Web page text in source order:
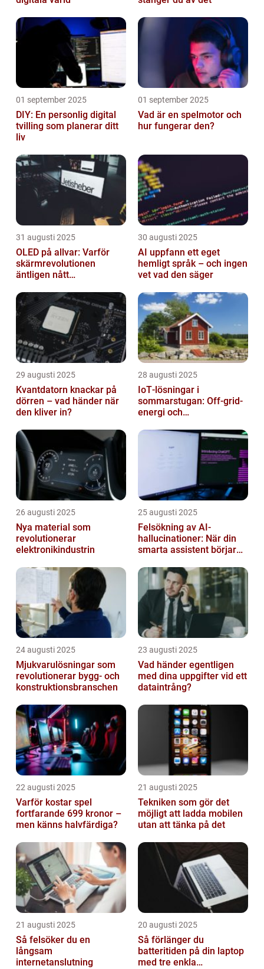
01 september 2025
DIY: En personlig digital
tvilling som planerar ditt
liv
01 september 2025
Vad är en spelmotor och
hur fungerar den?
31 augusti 2025
OLED på allvar: Varför
skärmrevolutionen
äntligen nått
30 augusti 2025
AI uppfann ett eget
hemligt språk – och ingen
vet vad den säger
29 augusti 2025
Kvantdatorn knackar på
dörren – vad händer när
den kliver in?
28 augusti 2025
IoT‑lösningar i
sommarstugan: Off‑grid-
energi och
26 augusti 2025
Nya material som
revolutionerar
elektronikindustrin
25 augusti 2025
Felsökning av AI-
hallucinationer: När din
smarta assistent börjar
24 augusti 2025
Mjukvarulösningar som
revolutionerar bygg- och
konstruktionsbranschen
23 augusti 2025
Vad händer egentligen
med dina uppgifter vid ett
dataintrång?
22 augusti 2025
Varför kostar spel
fortfarande 699 kronor –
men känns halvfärdiga?
21 augusti 2025
Tekniken som gör det
möjligt att ladda mobilen
utan att tänka på det
21 augusti 2025
Så felsöker du en
långsam
internetanslutning
20 augusti 2025
Så förlänger du
batteritiden på din laptop
med tre enkla